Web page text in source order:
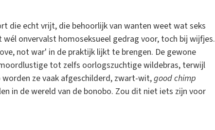
die echt vrijt, die behoorlijk van wanten weet wat seks
wél onvervalst homoseksueel gedrag voor, toch bij wijfjes.
not war' in de praktijk lijkt te brengen. De gewone
tot zelfs oorlogszuchtige wildebras, terwijl
ze vaak afgeschilderd, zwart-wit,good chimp
in de wereld van de bonobo. Zou dit niet iets zijn voor